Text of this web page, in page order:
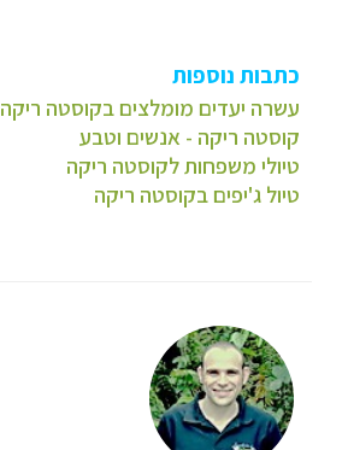
כתבות נוספות
עשרה יעדים מומלצים בקוסטה ריקה
קוסטה ריקה - אנשים וטבע
טיולי משפחות לקוסטה ריקה
טיול ג'יפים בקוסטה ריקה